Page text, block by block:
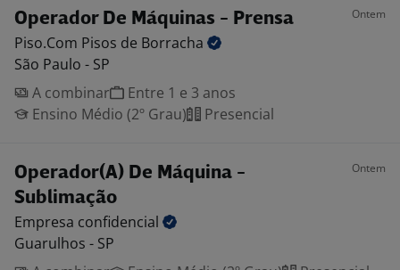
Operador De Máquinas - Prensa Ontem
Piso.Com Pisos de Borracha
São Paulo - SP
A combinar
Entre 1 e 3 anos
Ensino Médio (2º Grau)
Presencial
Operador(A) De Máquina -
Sublimação
Ontem
Empresa confidencial
Guarulhos - SP